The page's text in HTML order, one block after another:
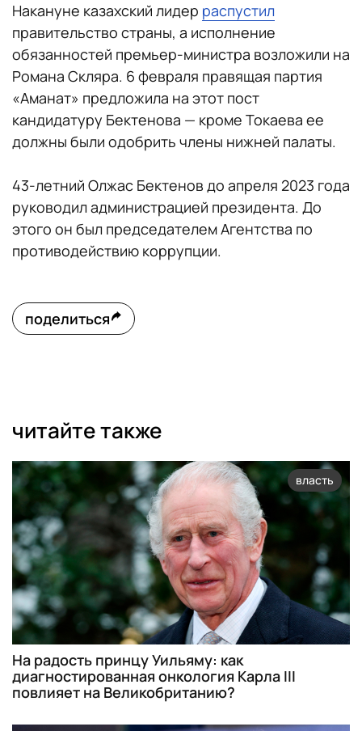
Накануне казахский лидер распустил
правительство страны, а исполнение
обязанностей премьер-министра возложили на
Романа Скляра. 6 февраля правящая партия
«Аманат» предложила на этот пост
кандидатуру Бектенова — кроме Токаева ее
должны были одобрить члены нижней палаты.
43-летний Олжас Бектенов до апреля 2023 года
руководил администрацией президента. До
этого он был председателем Агентства по
противодействию коррупции.
поделиться
читайте также
власть
На радость принцу Уильяму: как
диагностированная онкология Карла III
повлияет на Великобританию?